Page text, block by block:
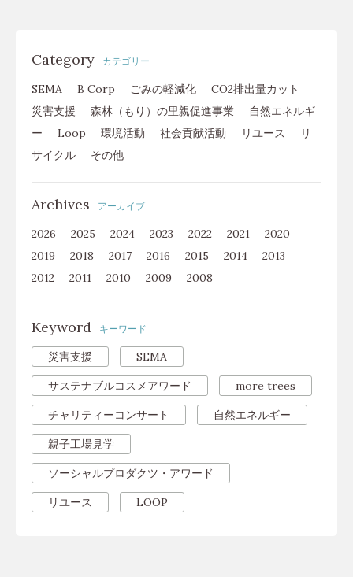
Category カテゴリー
SEMA B Corp ごみの軽減化
CO2排出量カット
災害支援
森林（もり）の里親促進事業
自然エネルギ
ー
Loop 環境活動 社会貢献活動 リユース
リ
サイクル
その他
Archives アーカイブ
2026 2025 2024 2023 2022 2021
2020
2019
2018 2017 2016 2015 2014
2013
2012
2011 2010 2009 2008
Keyword キーワード
災害支援 SEMA
サステナブルコスメアワード more trees
チャリティーコンサート 自然エネルギー
親子工場見学
ソーシャルプロダクツ・アワード
リユース LOOP